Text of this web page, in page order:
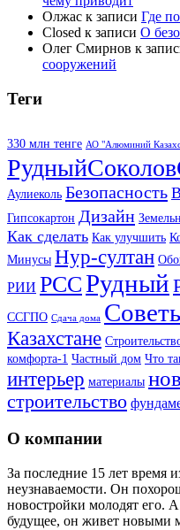
Олжас к записи Где
Closed к записи О
Олег Смирнов к
сооружений
Теги
330 млн тенге АО "Алюминий
Аулиеколь Безопасность
Гипсокартон Дизайн
Как сделать Как улучшить
Минусы Нур-султан
РИИ РССРудный
ССГПО Сдача дома
Казахстане
комфорта-1 Частный дом Что
интерьер материалы
строительство
О компании
За последние 15 лет время
неузнаваемости. Он
новостройки молодят его. А
будущее, он живет новыми